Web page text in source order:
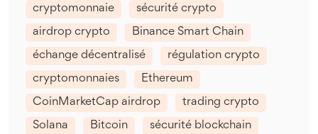
cryptomonnaie sécurité crypto
airdrop crypto Binance Smart Chain
échange décentralisé régulation crypto
cryptomonnaies Ethereum
CoinMarketCap airdrop trading crypto
Solana Bitcoin sécurité blockchain